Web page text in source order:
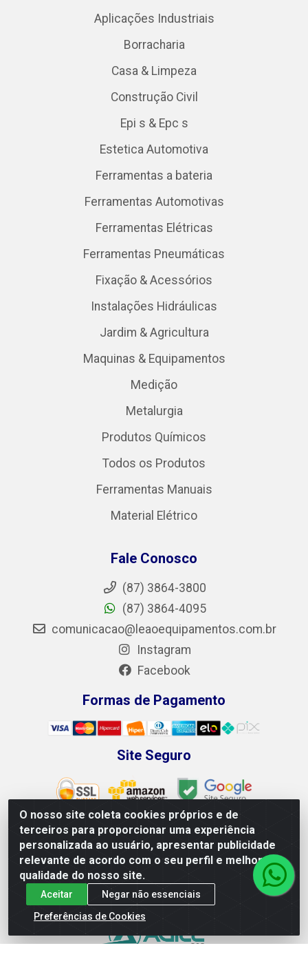
O nosso site coleta cookies próprios e de
terceiros para proporcionar uma experiência
personalizada ao usuário, apresentar publicidade
relevante de acordo com o seu perfil e melhorar a
qualidade do nosso site.
Aceitar
Negar não essenciais
Preferências de Cookies
Aplicações Industriais
Borracharia
Casa & Limpeza
Construção Civil
Epi s & Epc s
Estetica Automotiva
Ferramentas a bateria
Ferramentas Automotivas
Ferramentas Elétricas
Ferramentas Pneumáticas
Fixação & Acessórios
Instalações Hidráulicas
Jardim & Agricultura
Maquinas & Equipamentos
Medição
Metalurgia
Produtos Químicos
Todos os Produtos
Ferramentas Manuais
Material Elétrico
Fale Conosco
(87) 3864-3800
(87) 3864-4095
comunicacao@leaoequipamentos.com.br
Instagram
Facebook
Formas de Pagamento
Site Seguro
Leão Equipamentos e Ferramentas LTDA - Rodovia BR 428,
100 - Loteamento Recife, Petrolina/PE - CEP 56.320-746 -
CNPJ 04.265.871/0001-98